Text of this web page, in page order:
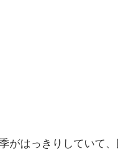
がはっきりしていて